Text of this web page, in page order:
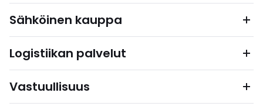
Sähköinen kauppa
Logistiikan palvelut
Vastuullisuus